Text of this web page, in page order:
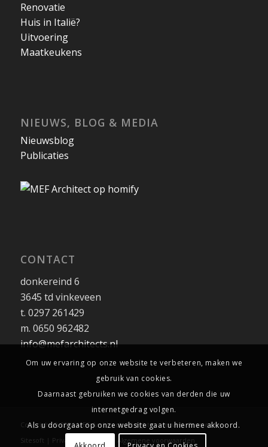
Renovatie
Huis in Italië?
Uitvoering
Maatkeukens
NIEUWS, BLOG & MEDIA
Nieuwsblog
Publicaties
CONTACT
donkereind 6
3645 td vinkeveen
t. 0297 261429
m. 0650 962482
info@mefarchitects.nl
Copyright ©2026 MEF-Architect. All rights reserved. Created by
Sitesoft | Privacy Algemene voorwaarden
Om uw ervaring op onze website te verbeteren, maken we
gebruik van cookies.
Daarnaast gebruiken we cookies van derden die uw
internetgedrag volgen.
Als u doorgaat op onze website gaat u hiermee akkoord.